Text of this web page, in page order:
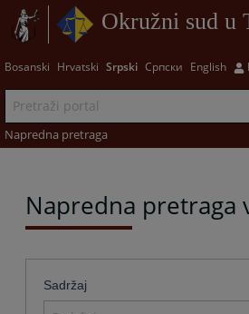
Okružni sud u
Bosanski Hrvatski Srpski Српски English
Napredna pretraga
Napredna pretraga
Sadržaj